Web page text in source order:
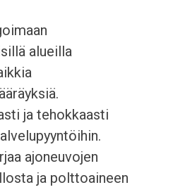
alueilla
ja tehokkaasti
ajoneuvojen
ja polttoaineen